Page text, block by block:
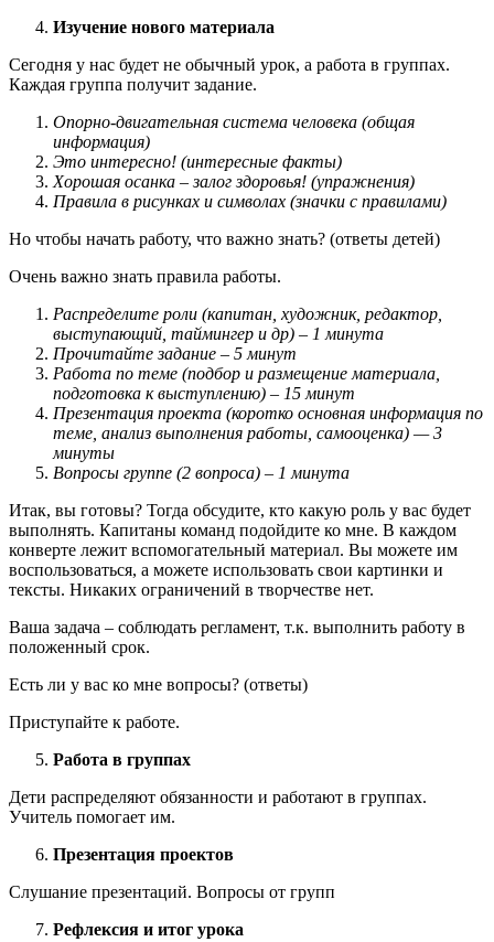
Изучение нового материала
Сегодня у нас будет не обычный урок, а работа в группах.
Каждая группа получит задание.
Опорно-двигательная система человека (общая
информация)
Это интересно! (интересные факты)
Хорошая осанка – залог здоровья! (упражнения)
Правила в рисунках и символах (значки с правилами)
Но чтобы начать работу, что важно знать? (ответы детей)
Очень важно знать правила работы.
Распределите роли (капитан, художник, редактор,
выступающий, таймингер и др) – 1 минута
Прочитайте задание – 5 минут
Работа по теме (подбор и размещение материала,
подготовка к выступлению) – 15 минут
Презентация проекта (коротко основная информация по
теме, анализ выполнения работы, самооценка) — 3
минуты
Вопросы группе (2 вопроса) – 1 минута
Итак, вы готовы? Тогда обсудите, кто какую роль у вас будет
выполнять. Капитаны команд подойдите ко мне. В каждом
конверте лежит вспомогательный материал. Вы можете им
воспользоваться, а можете использовать свои картинки и
тексты. Никаких ограничений в творчестве нет.
Ваша задача – соблюдать регламент, т.к. выполнить работу в
положенный срок.
Есть ли у вас ко мне вопросы? (ответы)
Приступайте к работе.
Работа в группах
Дети распределяют обязанности и работают в группах.
Учитель помогает им.
Презентация проектов
Слушание презентаций. Вопросы от групп
Рефлексия и итог урока